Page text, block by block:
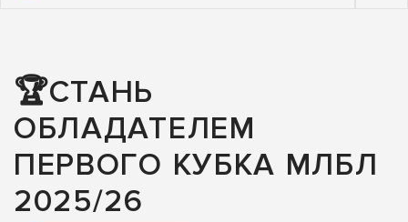
🏆СТАНЬ
ОБЛАДАТЕЛЕМ
ПЕРВОГО КУБКА МЛБЛ
2025/26